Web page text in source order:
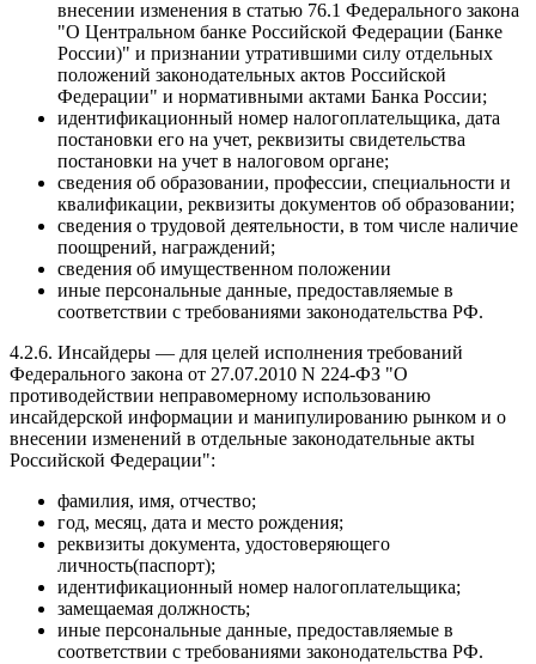
внесении изменения в статью 76.1 Федерального закона
"О Центральном банке Российской Федерации (Банке
России)" и признании утратившими силу отдельных
положений законодательных актов Российской
Федерации" и нормативными актами Банка России;
идентификационный номер налогоплательщика, дата
постановки его на учет, реквизиты свидетельства
постановки на учет в налоговом органе;
сведения об образовании, профессии, специальности и
квалификации, реквизиты документов об образовании;
сведения о трудовой деятельности, в том числе наличие
поощрений, награждений;
сведения об имущественном положении
иные персональные данные, предоставляемые в
соответствии с требованиями законодательства РФ.
4.2.6. Инсайдеры — для целей исполнения требований
Федерального закона от 27.07.2010 N 224-ФЗ "О
противодействии неправомерному использованию
инсайдерской информации и манипулированию рынком и о
внесении изменений в отдельные законодательные акты
Российской Федерации":
фамилия, имя, отчество;
год, месяц, дата и место рождения;
реквизиты документа, удостоверяющего
личность(паспорт);
идентификационный номер налогоплательщика;
замещаемая должность;
иные персональные данные, предоставляемые в
соответствии с требованиями законодательства РФ.